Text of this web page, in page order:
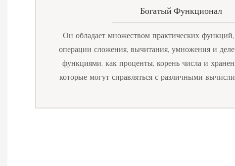
Богатый Функционал
Он обладает множеством практических
операции сложения, вычитания, умножения и
функциями, как проценты, корень числа и
которые могут справляться с различными